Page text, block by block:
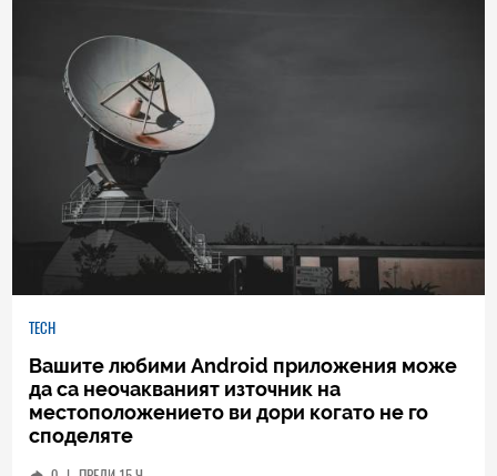
TECH
Вашите любими Android приложения може
да са неочакваният източник на
местоположението ви дори когато не го
споделяте